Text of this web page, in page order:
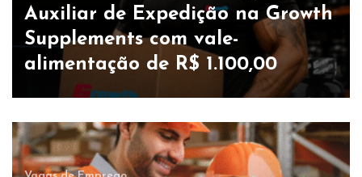
Auxiliar de Expedição na Growth
Supplements com vale-
alimentação de R$ 1.100,00